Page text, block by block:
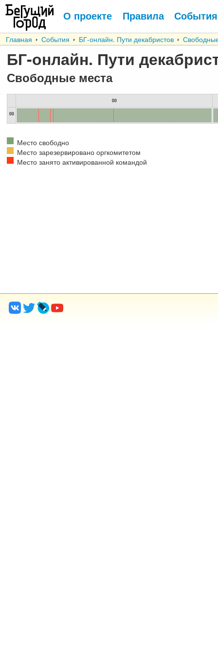
О проекте Правила События
Главная События БГ-онлайн. Пути декабристов
БГ-онлайн. Пути
Свободные места
00
00
Место свободно
Место зарезервировано оргкомитетом
Место занято активированной командой